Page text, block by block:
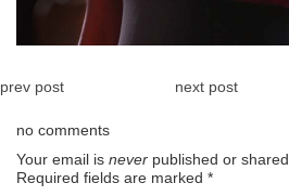
prev post next post
no comments
Your email is never published or shared.
Required fields are marked *